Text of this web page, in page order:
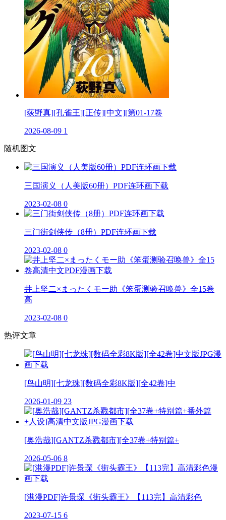
[荻野真][孔雀王][正传][中文][第01-17卷
2026-08-09 1
随机图文
三国演义（人美版60册）PDF连环画下载
2023-02-08 0
三门街剑侠传（8册）PDF连环画下载
2023-02-08 0
井上坚二×まったくモー助《笨蛋测验召唤兽》全15卷
高
2023-02-08 0
热评文章
[鸟山明][七龙珠][数码全彩8K版][全42卷]中
2026-01-09 23
[奥浩哉][GANTZ杀戮都市][全37卷+特别篇+
2026-05-06 8
[港漫PDF]许景琛《街头霸王》【113完】高清彩色
2023-07-15 6